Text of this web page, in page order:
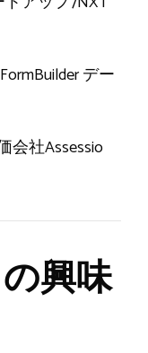
デー
会社Assessio
興味